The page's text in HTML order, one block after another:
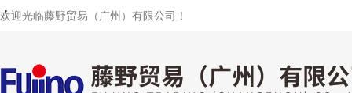
欢迎光临藤野贸易（广州）有限公司！
・
・
・
・
・
・
・